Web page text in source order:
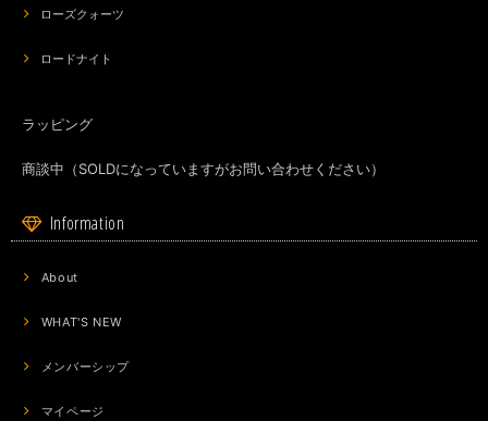
ローズクォーツ
ロードナイト
ラッピング
商談中（SOLDになっていますがお問い合わせください）
Information
About
WHAT'S NEW
メンバーシップ
マイページ